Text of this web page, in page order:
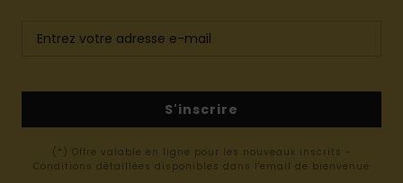
S'inscrire
(*) Offre valable en ligne pour les nouveaux inscrits -
Conditions détaillées disponibles dans l'email de bienvenue